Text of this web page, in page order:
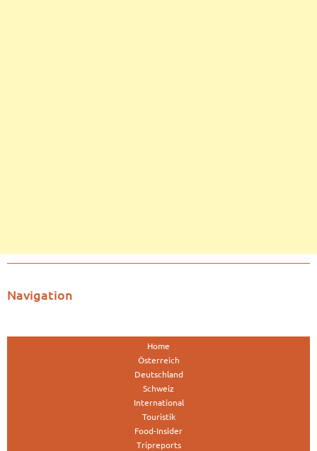
Navigation
Home
Österreich
Deutschland
Schweiz
International
Touristik
Food-Insider
Tripreports